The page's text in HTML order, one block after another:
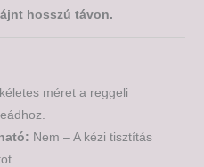
hosszú távon.
méret a reggeli
Nem – A kézi tisztítás